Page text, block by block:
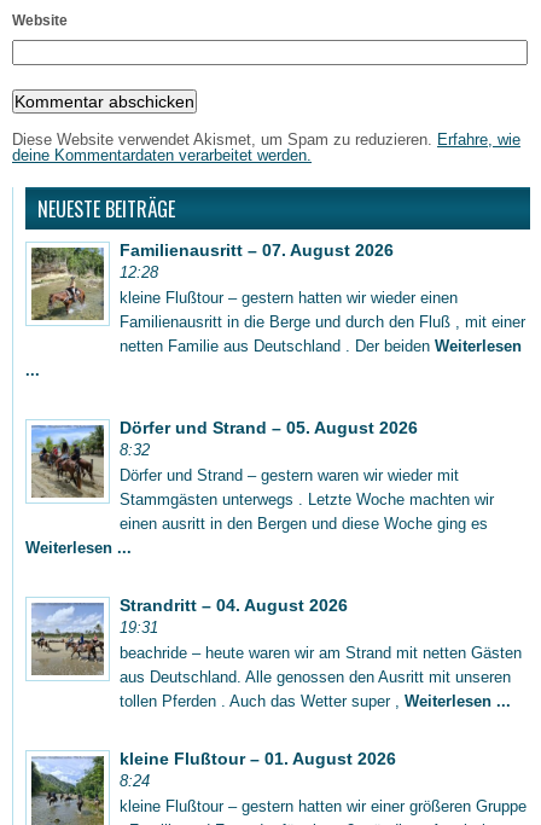
Website
Diese Website verwendet Akismet, um Spam zu reduzieren. Erfahre, wie
deine Kommentardaten verarbeitet werden.
NEUESTE BEITRÄGE
Familienausritt – 07. August 2026
12:28
kleine Flußtour – gestern hatten wir wieder einen
Familienausritt in die Berge und durch den Fluß , mit einer
netten Familie aus Deutschland . Der beiden Weiterlesen
...
Dörfer und Strand – 05. August 2026
8:32
Dörfer und Strand – gestern waren wir wieder mit
Stammgästen unterwegs . Letzte Woche machten wir
einen ausritt in den Bergen und diese Woche ging es
Weiterlesen ...
Strandritt – 04. August 2026
19:31
beachride – heute waren wir am Strand mit netten Gästen
aus Deutschland. Alle genossen den Ausritt mit unseren
tollen Pferden . Auch das Wetter super , Weiterlesen ...
kleine Flußtour – 01. August 2026
8:24
kleine Flußtour – gestern hatten wir einer größeren Gruppe